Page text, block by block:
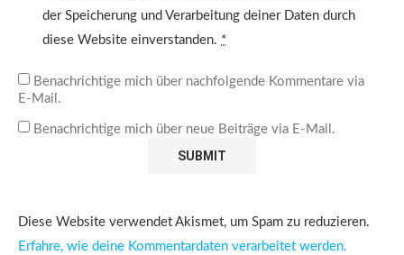
der Speicherung und Verarbeitung deiner Daten durch
diese Website einverstanden. *
Benachrichtige mich über nachfolgende Kommentare via
E-Mail.
Benachrichtige mich über neue Beiträge via E-Mail.
Diese Website verwendet Akismet, um Spam zu reduzieren.
Erfahre, wie deine Kommentardaten verarbeitet werden.